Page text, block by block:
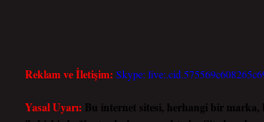
Reklam ve İletişim: Skype:
Yasal Uyarı: Bu internet sitesi, herhangi bir marka,